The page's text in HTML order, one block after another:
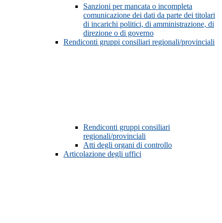
Sanzioni per mancata o incompleta
comunicazione dei dati da parte dei titolari
di incarichi politici, di amministrazione, di
direzione o di governo
Rendiconti gruppi consiliari regionali/provinciali
Rendiconti gruppi consiliari
regionali/provinciali
Atti degli organi di controllo
Articolazione degli uffici